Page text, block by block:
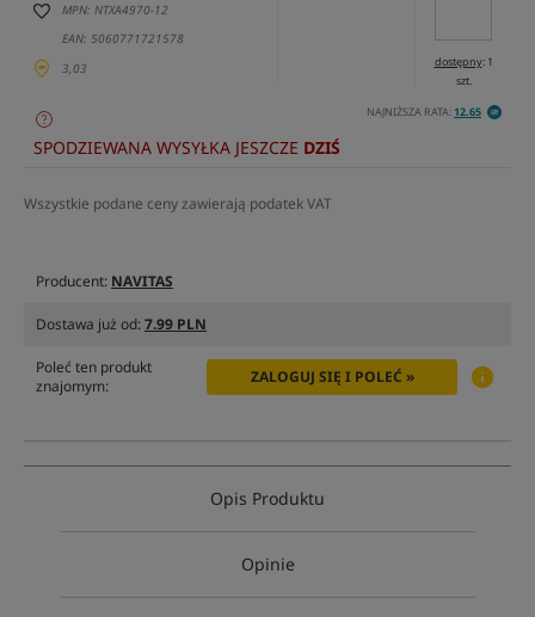
MPN: NTXA4970-12
EAN: 5060771721578
3,03
dostępny: 1
szt.
NAJNIŻSZA RATA:12.65
SPODZIEWANA WYSYŁKA JESZCZE DZIŚ
Wszystkie podane ceny zawierają podatek VAT
Producent: NAVITAS
Dostawa już od:7.99 PLN
Poleć ten produkt
znajomym:
ZALOGUJ SIĘ I POLEĆ »
Opis Produktu
Opinie